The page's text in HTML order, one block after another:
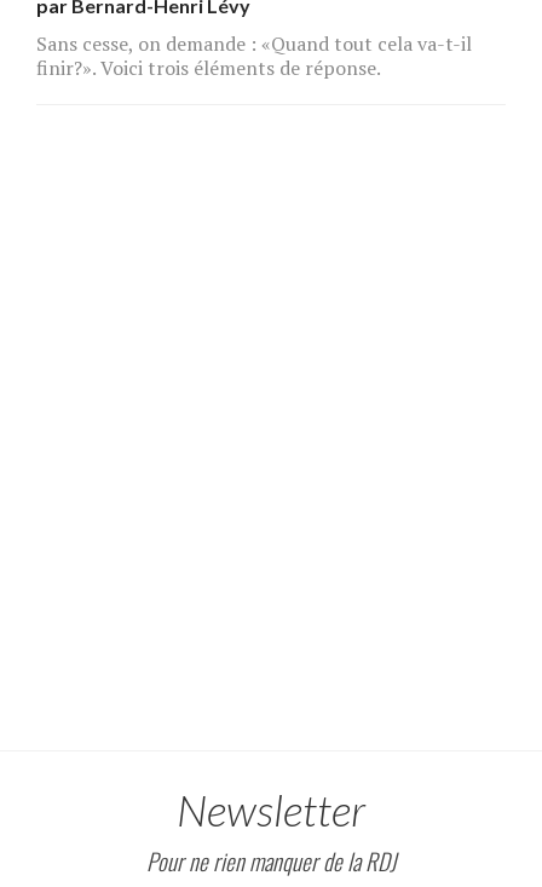
par Bernard-Henri Lévy
Sans cesse, on demande : «Quand tout cela va-t-il
finir?». Voici trois éléments de réponse.
Newsletter
Pour ne rien manquer de la RDJ